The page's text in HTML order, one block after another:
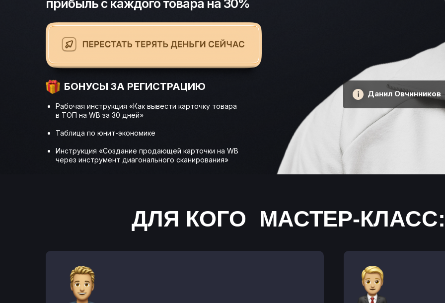
прибыль с каждого товара на 30%
Данил Овчинников
Рабочая инструкция «Как вывести карточку товара
в ТОП на WB за 30 дней»
Таблица по юнит-экономике
Инструкция «Создание продающей карточки на WB
через инструмент диагонального сканирования»
БОНУСЫ ЗА РЕГИСТРАЦИЮ
ДЛЯ КОГО МАСТЕР-КЛАСС: